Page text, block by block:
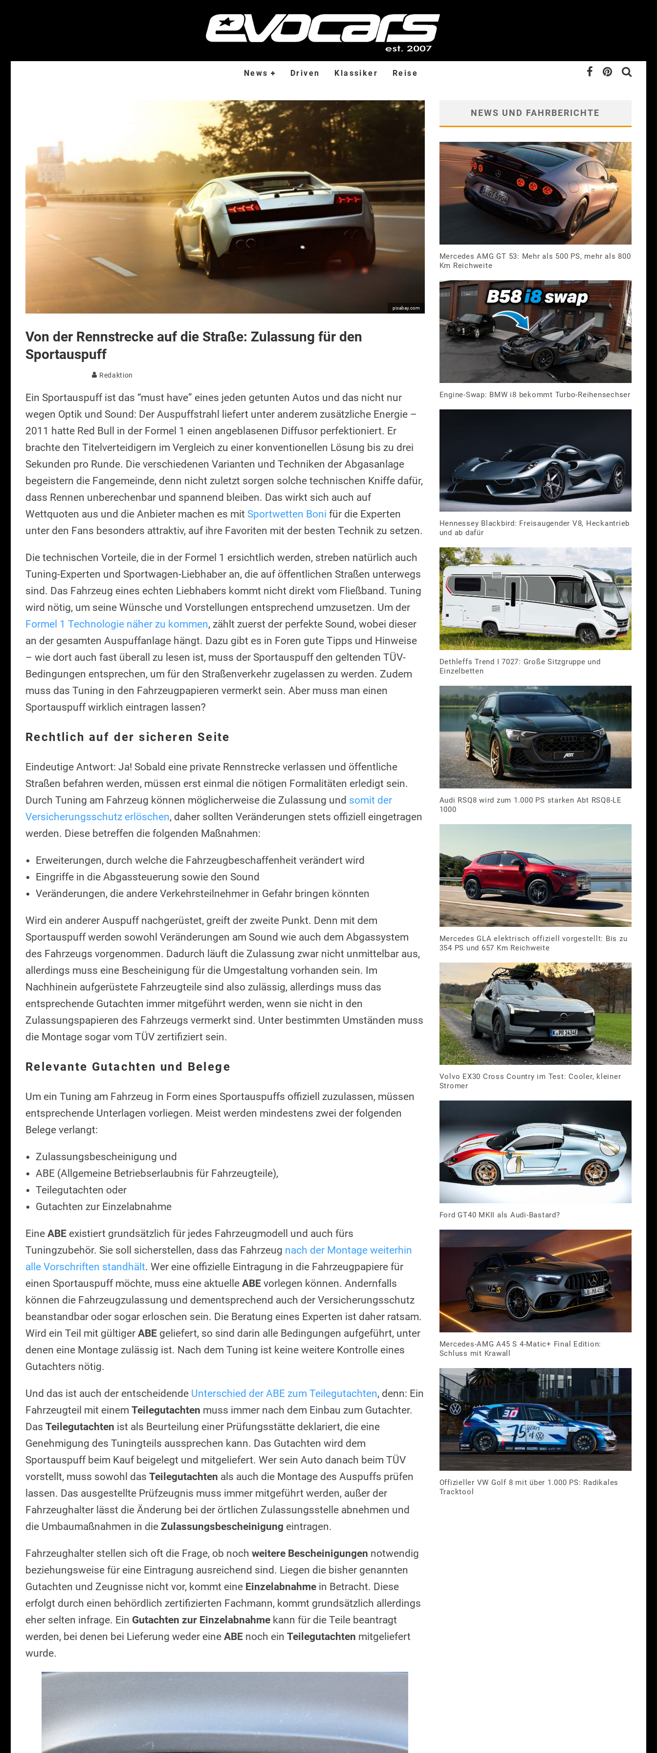
News Driven Klassiker Reise
pixabay.com
Von der Rennstrecke auf die Straße: Zulassung für den
Sportauspuff
Redaktion
Ein Sportauspuff ist das “must have” eines jeden getunten Autos und das nicht nur
wegen Optik und Sound: Der Auspuffstrahl liefert unter anderem zusätzliche Energie –
2011 hatte Red Bull in der Formel 1 einen angeblasenen Diffusor perfektioniert. Er
brachte den Titelverteidigern im Vergleich zu einer konventionellen Lösung bis zu drei
Sekunden pro Runde. Die verschiedenen Varianten und Techniken der Abgasanlage
begeistern die Fangemeinde, denn nicht zuletzt sorgen solche technischen Kniffe dafür,
dass Rennen unberechenbar und spannend bleiben. Das wirkt sich auch auf
Wettquoten aus und die Anbieter machen es mit Sportwetten Boni für die Experten
unter den Fans besonders attraktiv, auf ihre Favoriten mit der besten Technik zu setzen.
Die technischen Vorteile, die in der Formel 1 ersichtlich werden, streben natürlich auch
Tuning-Experten und Sportwagen-Liebhaber an, die auf öffentlichen Straßen unterwegs
sind. Das Fahrzeug eines echten Liebhabers kommt nicht direkt vom Fließband. Tuning
wird nötig, um seine Wünsche und Vorstellungen entsprechend umzusetzen. Um der
Formel 1 Technologie näher zu kommen, zählt zuerst der perfekte Sound, wobei dieser
an der gesamten Auspuffanlage hängt. Dazu gibt es in Foren gute Tipps und Hinweise
– wie dort auch fast überall zu lesen ist, muss der Sportauspuff den geltenden TÜV-
Bedingungen entsprechen, um für den Straßenverkehr zugelassen zu werden. Zudem
muss das Tuning in den Fahrzeugpapieren vermerkt sein. Aber muss man einen
Sportauspuff wirklich eintragen lassen?
Rechtlich auf der sicheren Seite
Eindeutige Antwort: Ja! Sobald eine private Rennstrecke verlassen und öffentliche
Straßen befahren werden, müssen erst einmal die nötigen Formalitäten erledigt sein.
Durch Tuning am Fahrzeug können möglicherweise die Zulassung und somit der
Versicherungsschutz erlöschen, daher sollten Veränderungen stets offiziell eingetragen
werden. Diese betreffen die folgenden Maßnahmen:
Erweiterungen, durch welche die Fahrzeugbeschaffenheit verändert wird
Eingriffe in die Abgassteuerung sowie den Sound
Veränderungen, die andere Verkehrsteilnehmer in Gefahr bringen könnten
Wird ein anderer Auspuff nachgerüstet, greift der zweite Punkt. Denn mit dem
Sportauspuff werden sowohl Veränderungen am Sound wie auch dem Abgassystem
des Fahrzeugs vorgenommen. Dadurch läuft die Zulassung zwar nicht unmittelbar aus,
allerdings muss eine Bescheinigung für die Umgestaltung vorhanden sein. Im
Nachhinein aufgerüstete Fahrzeugteile sind also zulässig, allerdings muss das
entsprechende Gutachten immer mitgeführt werden, wenn sie nicht in den
Zulassungspapieren des Fahrzeugs vermerkt sind. Unter bestimmten Umständen muss
die Montage sogar vom TÜV zertifiziert sein.
Relevante Gutachten und Belege
Um ein Tuning am Fahrzeug in Form eines Sportauspuffs offiziell zuzulassen, müssen
entsprechende Unterlagen vorliegen. Meist werden mindestens zwei der folgenden
Belege verlangt:
Zulassungsbescheinigung und
ABE (Allgemeine Betriebserlaubnis für Fahrzeugteile),
Teilegutachten oder
Gutachten zur Einzelabnahme
Eine ABE existiert grundsätzlich für jedes Fahrzeugmodell und auch fürs
Tuningzubehör. Sie soll sicherstellen, dass das Fahrzeug nach der Montage weiterhin
alle Vorschriften standhält. Wer eine offizielle Eintragung in die Fahrzeugpapiere für
einen Sportauspuff möchte, muss eine aktuelle ABE vorlegen können. Andernfalls
können die Fahrzeugzulassung und dementsprechend auch der Versicherungsschutz
beanstandbar oder sogar erloschen sein. Die Beratung eines Experten ist daher ratsam.
Wird ein Teil mit gültiger ABE geliefert, so sind darin alle Bedingungen aufgeführt, unter
denen eine Montage zulässig ist. Nach dem Tuning ist keine weitere Kontrolle eines
Gutachters nötig.
Und das ist auch der entscheidende Unterschied der ABE zum Teilegutachten, denn: Ein
Fahrzeugteil mit einem Teilegutachten muss immer nach dem Einbau zum Gutachter.
Das Teilegutachten ist als Beurteilung einer Prüfungsstätte deklariert, die eine
Genehmigung des Tuningteils aussprechen kann. Das Gutachten wird dem
Sportauspuff beim Kauf beigelegt und mitgeliefert. Wer sein Auto danach beim TÜV
vorstellt, muss sowohl das Teilegutachten als auch die Montage des Auspuffs prüfen
lassen. Das ausgestellte Prüfzeugnis muss immer mitgeführt werden, außer der
Fahrzeughalter lässt die Änderung bei der örtlichen Zulassungsstelle abnehmen und
die Umbaumaßnahmen in die Zulassungsbescheinigung eintragen.
Fahrzeughalter stellen sich oft die Frage, ob noch weitere Bescheinigungen notwendig
beziehungsweise für eine Eintragung ausreichend sind. Liegen die bisher genannten
Gutachten und Zeugnisse nicht vor, kommt eine Einzelabnahme in Betracht. Diese
erfolgt durch einen behördlich zertifizierten Fachmann, kommt grundsätzlich allerdings
eher selten infrage. Ein Gutachten zur Einzelabnahme kann für die Teile beantragt
werden, bei denen bei Lieferung weder eine ABE noch ein Teilegutachten mitgeliefert
wurde.
NEWS UND FAHRBERICHTE
Mercedes AMG GT 53: Mehr als 500 PS, mehr als 800
Km Reichweite
Engine-Swap: BMW i8 bekommt Turbo-Reihensechser
Hennessey Blackbird: Freisaugender V8, Heckantrieb
und ab dafür
Dethleffs Trend I 7027: Große Sitzgruppe und
Einzelbetten
Audi RSQ8 wird zum 1.000 PS starken Abt RSQ8-LE
1000
Mercedes GLA elektrisch offiziell vorgestellt: Bis zu
354 PS und 657 Km Reichweite
Volvo EX30 Cross Country im Test: Cooler, kleiner
Stromer
Ford GT40 MKII als Audi-Bastard?
Mercedes-AMG A45 S 4-Matic+ Final Edition:
Schluss mit Krawall
Offizieller VW Golf 8 mit über 1.000 PS: Radikales
Tracktool